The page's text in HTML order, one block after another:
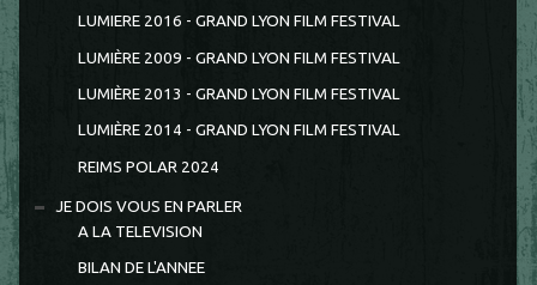
LUMIERE 2016 - GRAND LYON FILM FESTIVAL
LUMIÈRE 2009 - GRAND LYON FILM FESTIVAL
LUMIÈRE 2013 - GRAND LYON FILM FESTIVAL
LUMIÈRE 2014 - GRAND LYON FILM FESTIVAL
REIMS POLAR 2024
JE DOIS VOUS EN PARLER
A LA TELEVISION
BILAN DE L'ANNEE